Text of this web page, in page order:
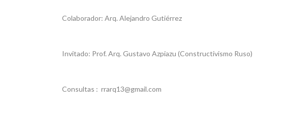
Colaborador: Arq. Alejandro Gutiérrez
Invitado: Prof. Arq. Gustavo Azpiazu (Constructivismo Ruso)
Consultas : rrarq13@gmail.com